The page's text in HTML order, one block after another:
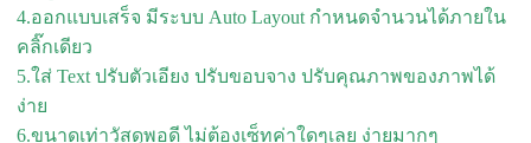
4.ออกแบบเสร็จ มีระบบ Auto Layout กำหนดจำนวนได้ภายใน
คลิ๊กเดียว
5.ใส่ Text ปรับตัวเอียง ปรับขอบจาง ปรับคุณภาพของภาพได้
ง่าย
6.ขนาดเท่าวัสดุพอดี ไม่ต้องเซ็ทค่าใดๆเลย ง่ายมากๆ